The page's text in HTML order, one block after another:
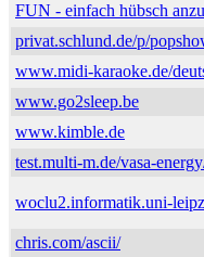
FUN - einfach hübsch
privat.schlund.de/p/
www.midi-karaoke.de/
www.go2sleep.be
www.kimble.de
test.multi-m.de/vasa-
woclu2.informatik.uni-
chris.com/ascii/